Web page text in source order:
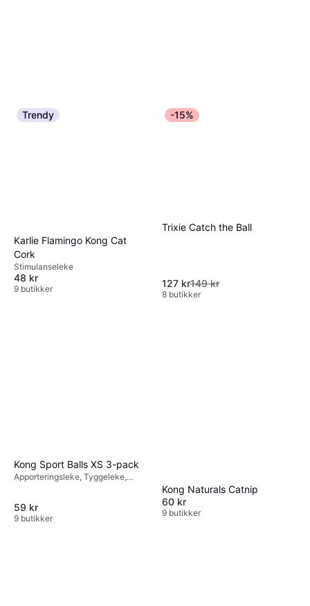
Trendy
Karlie Flamingo Kong Cat
Cork
Stimulanseleke
48 kr
9 butikker
-15%
Trixie Catch the Ball
127 kr149 kr
8 butikker
Kong Sport Balls XS 3-pack
Apporteringsleke, Tyggeleke,
59 kr
9 butikker
Kong Naturals Catnip
60 kr
9 butikker